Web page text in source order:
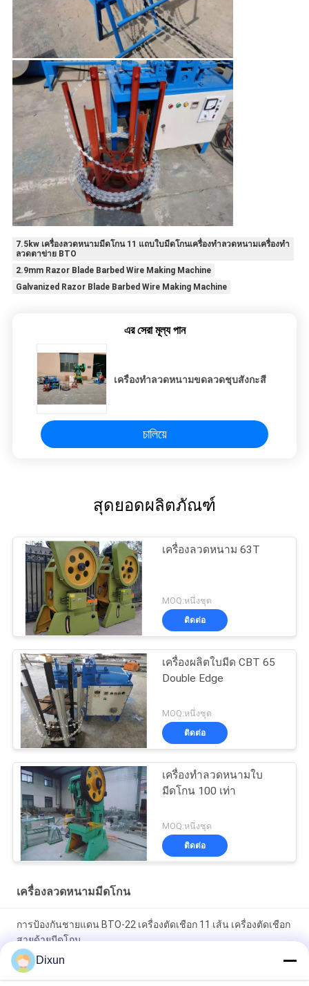
7.5kw เครื่องลวดหนามมีดโกน 11 แถบใบมีดโกนเครื่องทำลวดหนามเครื่องทำ
ลวดตาข่าย BTO
2.9mm Razor Blade Barbed Wire Making Machine
Galvanized Razor Blade Barbed Wire Making Machine
এর সেরা মূল্য পান
เครื่องทำลวดหนามขดลวดชุบสังกะสี
চালিয়ে
สุดยอดผลิตภัณฑ์
เครื่องลวดหนาม 63T
MOQ:หนึ่งชุด
ติดต่อ
เครื่องผลิตใบมีด CBT 65
Double Edge
MOQ:หนึ่งชุด
ติดต่อ
เครื่องทำลวดหนามใบ
มีดโกน 100 เท่า
MOQ:หนึ่งชุด
ติดต่อ
เครื่องลวดหนามมีดโกน
การป้องกันชายแดน BTO-22 เครื่องตัดเชือก 11 เส้น เครื่องตัดเชือก
สายด้ายมีดโกน
หมัดความดัน 63T BTO-22 11 เส้น Razor เครื่องทําสาย
Dixun